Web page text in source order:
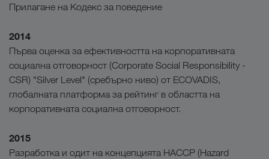
Прилагане на Кодекс за поведение
2014
Първа оценка за ефективността на корпоративната
социална отговорност (Corporate Social Responsibility -
CSR) "Silver Level" (сребърно ниво) от ECOVADIS,
глобалната платформа за рейтинг в областта на
корпоративната социална отговорност.
2015
Разработка и одит на концепцията HACCP (Hazard